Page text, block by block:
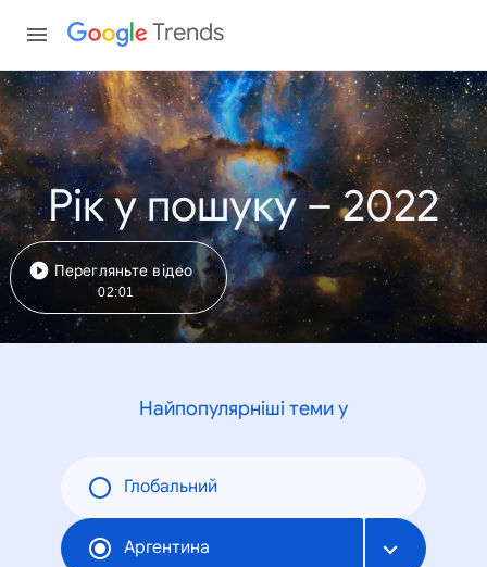
Trends
Рік у пошуку – 2022
Перегляньте відео
02:01
Найпопулярніші теми у
Глобальний
Аргентина